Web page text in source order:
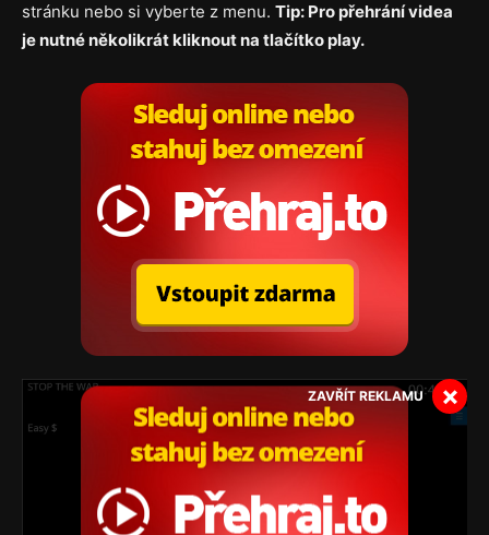
stránku nebo si vyberte z menu. Tip: Pro přehrání videa
je nutné několikrát kliknout na tlačítko play.
ZAVŘÍT REKLAMU ×